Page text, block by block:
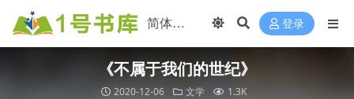
登录
《不属于我们的世纪》
2020-12-06 文学 1.3K